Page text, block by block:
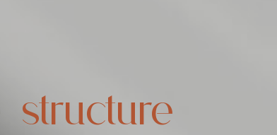
structure